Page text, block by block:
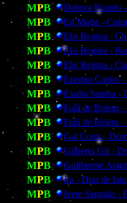
MPB Debora Blando
MPB Ed Motta -
MPB Elis Regina -
MPB Elis Regina -
MPB Elis Regina -
MPB Erasmo Carlos
MPB Exalta Samba -
MPB Fafá de Belem -
MPB Fafá de Belem -
MPB Gal Costa -
MPB Gilberto Gil -
MPB Guilherme
MPB Ira - Dias de luta
MPB Ivete Sangalo -